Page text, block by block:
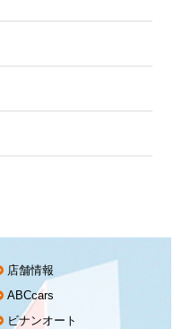
店舗情報
ABCcars
ビナンオート